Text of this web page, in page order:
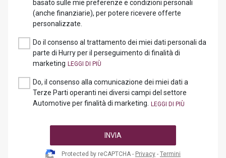
basato sulle mie preferenze e condizioni personali
(anche finanziarie), per potere ricevere offerte
personalizzate.
Do il consenso al trattamento dei miei dati personali da
parte di Hurry per il perseguimento di finalità di
marketing
Do, il consenso alla comunicazione dei miei dati a
Terze Parti operanti nei diversi campi del settore
Automotive per finalità di marketing.
INVIA
Protected by reCAPTCHA - Privacy - Termini